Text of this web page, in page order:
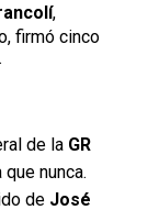
,
firmó cinco
de la GR
nunca.
de José